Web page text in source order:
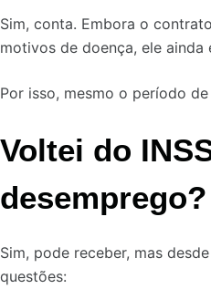
Sim, conta. Embora o
motivos de doença, ele ainda
Por isso, mesmo o período
Voltei do
desemprego?
Sim, pode receber, mas
questões: